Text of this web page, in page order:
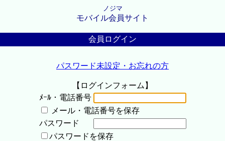
ノジマ
モバイル会員サイト
会員ログイン
パスワード未設定・お忘れの方
【ログインフォーム】
ﾒｰﾙ・電話番号
メール・電話番号を保存
パスワード
パスワードを保存